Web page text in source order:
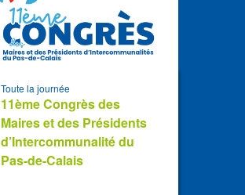
11ème Congrès des
Maires et des Présidents
d’Intercommunalité du
Pas-de-Calais
Toute la journée